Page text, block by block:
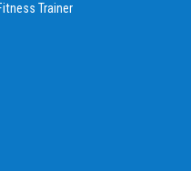
Trainer